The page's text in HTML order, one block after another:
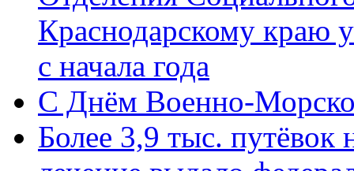
Краснодарскому краю
с начала года
C Днём Военно-
Более 3,9 тыс. путёвок